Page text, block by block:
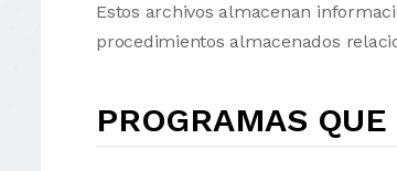
Estos archivos almacenan
procedimientos almacenados
PROGRAMAS